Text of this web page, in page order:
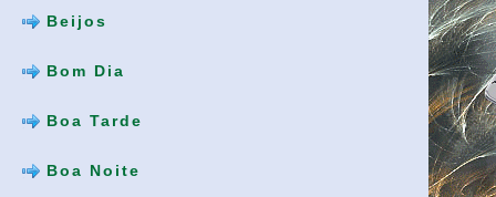
Beijos
Bom Dia
Boa Tarde
Boa Noite